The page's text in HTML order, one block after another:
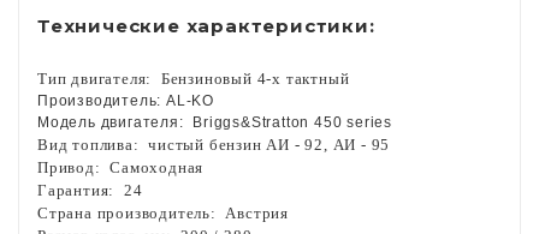
Технические характеристики:
Тип двигателя: Бензиновый 4-х тактный
Производитель: AL -KO
Модель двигателя:
Briggs&Stratton 450series
Вид топлива:
чистый бензин АИ - 92, АИ - 95
Привод:
Самоходная
Гарантия:
24
Страна производитель:
Австрия